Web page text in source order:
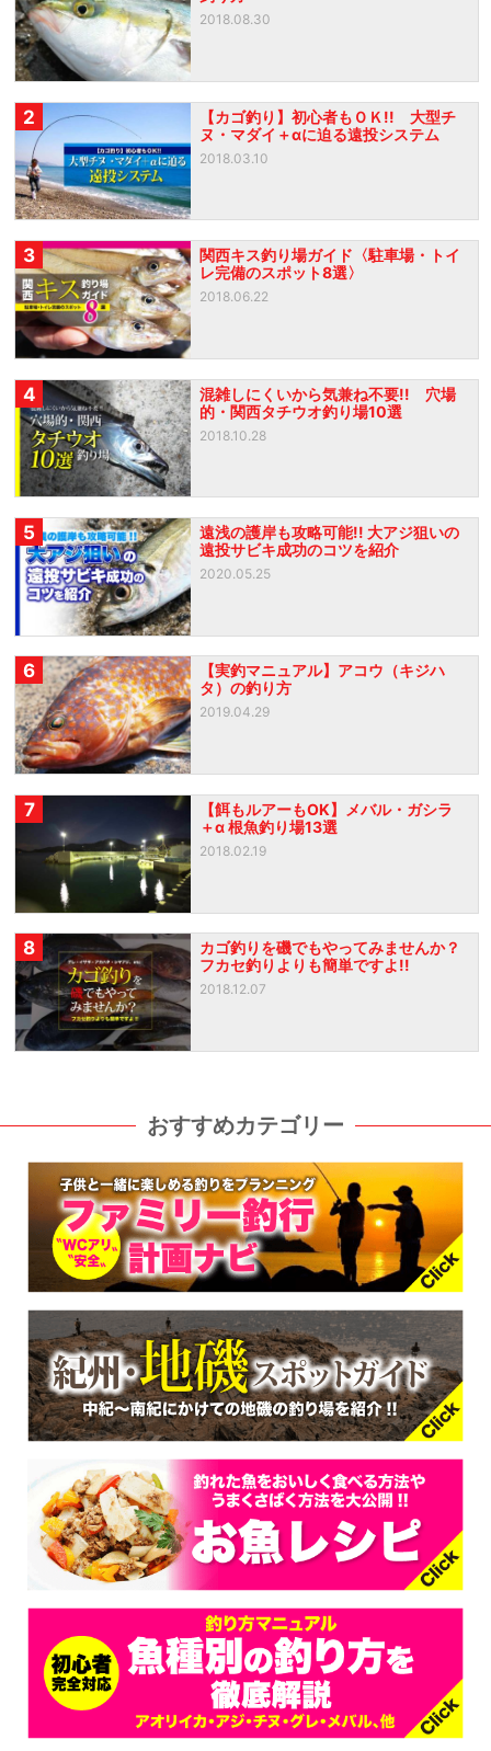
2018.08.30
2
【カゴ釣り】初心者もＯＫ!! 大型チ
ヌ・マダイ＋αに迫る遠投システム
2018.03.10
3
関西キス釣り場ガイド〈駐車場・トイ
レ完備のスポット8選〉
2018.06.22
4
混雑しにくいから気兼ね不要!! 穴場
的・関西タチウオ釣り場10選
2018.10.28
5
遠浅の護岸も攻略可能!! 大アジ狙いの
遠投サビキ成功のコツを紹介
2020.05.25
6
【実釣マニュアル】アコウ（キジハ
タ）の釣り方
2019.04.29
7
【餌もルアーもOK】メバル・ガシラ
＋α 根魚釣り場13選
2018.02.19
8
カゴ釣りを磯でもやってみませんか？
フカセ釣りよりも簡単ですよ!!
2018.12.07
おすすめカテゴリー